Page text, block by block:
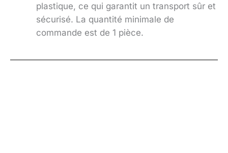
plastique, ce qui garantit un transport sûr et
sécurisé. La quantité minimale de
commande est de 1 pièce.